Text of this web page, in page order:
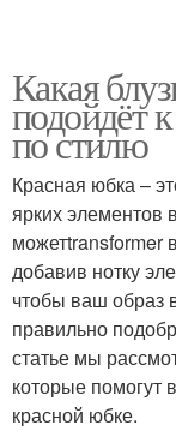
Какая
подойдёт
по стилю
Красная юбка –
ярких элементов
можетtransformer
добавив нотку
чтобы ваш образ
правильно
статье мы
которые помогут
красной юбке.